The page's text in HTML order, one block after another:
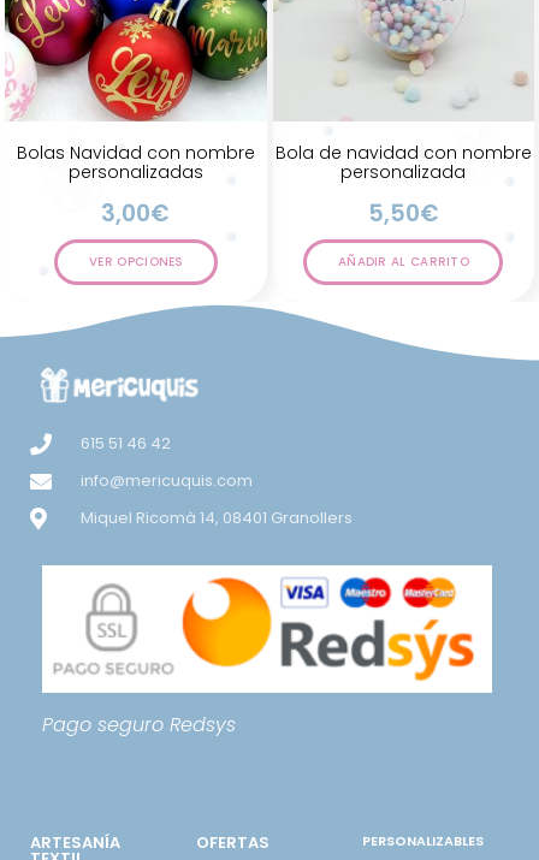
Bolas Navidad con nombre
personalizadas
3,00€
VER OPCIONES
Bola de navidad con nombre
personalizada
5,50€
AÑADIR AL CARRITO
615 51 46 42
info@mericuquis.com
Miquel Ricomà 14, 08401 Granollers
Pago seguro Redsys
ARTESANÍA OFERTAS PERSONALIZABLES